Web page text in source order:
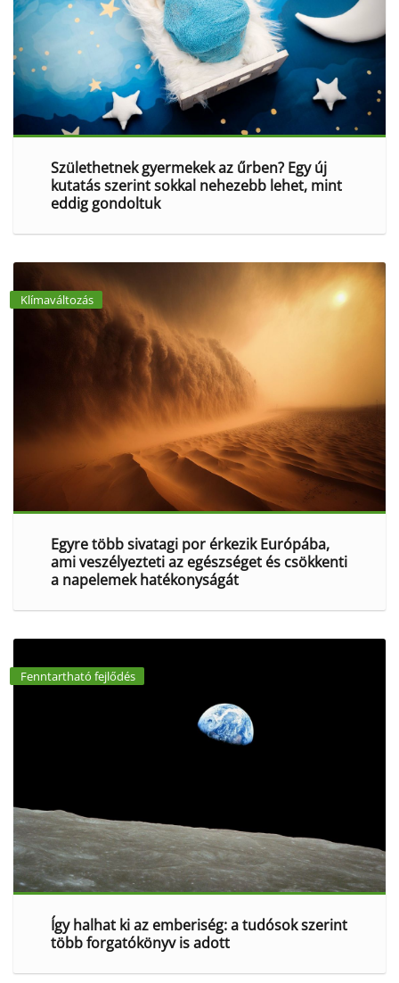
Születhetnek gyermekek az űrben? Egy új
kutatás szerint sokkal nehezebb lehet, mint
eddig gondoltuk
Klímaváltozás
Egyre több sivatagi por érkezik Európába,
ami veszélyezteti az egészséget és csökkenti
a napelemek hatékonyságát
Fenntartható fejlődés
Így halhat ki az emberiség: a tudósok szerint
több forgatókönyv is adott